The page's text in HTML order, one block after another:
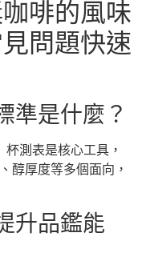
啡的風味
問題快速
準是什麼？
測表是核心工具，
醇厚度等多個面向，
升品鑑能